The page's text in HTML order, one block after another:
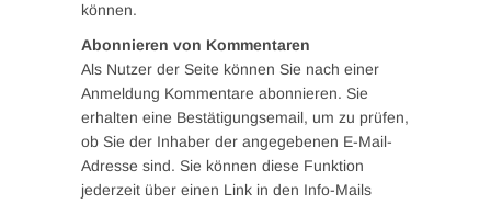
können.
Abonnieren von Kommentaren
Als Nutzer der Seite können Sie nach einer
Anmeldung Kommentare abonnieren. Sie
erhalten eine Bestätigungsemail, um zu prüfen,
ob Sie der Inhaber der angegebenen E-Mail-
Adresse sind. Sie können diese Funktion
jederzeit über einen Link in den Info-Mails